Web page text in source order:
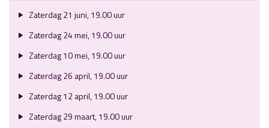
Zaterdag 21 juni, 19.00 uur
Zaterdag 24 mei, 19.00 uur
Zaterdag 10 mei, 19.00 uur
Zaterdag 26 april, 19.00 uur
Zaterdag 12 april, 19.00 uur
Zaterdag 29 maart, 19.00 uur